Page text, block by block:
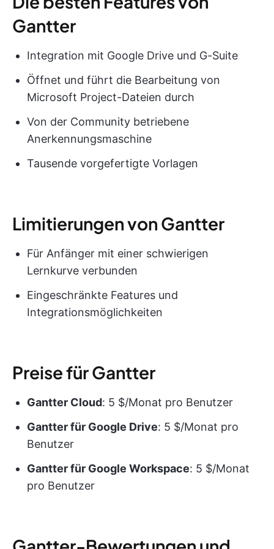
Gantter
Integration mit Google Drive und G-Suite
Öffnet und führt die Bearbeitung von
Microsoft Project-Dateien durch
Von der Community betriebene
Anerkennungsmaschine
Tausende vorgefertigte Vorlagen
Limitierungen von Gantter
Für Anfänger mit einer schwierigen
Lernkurve verbunden
Eingeschränkte Features und
Integrationsmöglichkeiten
Preise für Gantter
Gantter Cloud: 5 $/Monat pro Benutzer
Gantter für Google Drive: 5 $/Monat pro
Benutzer
Gantter für Google Workspace: 5 $/Monat
pro Benutzer